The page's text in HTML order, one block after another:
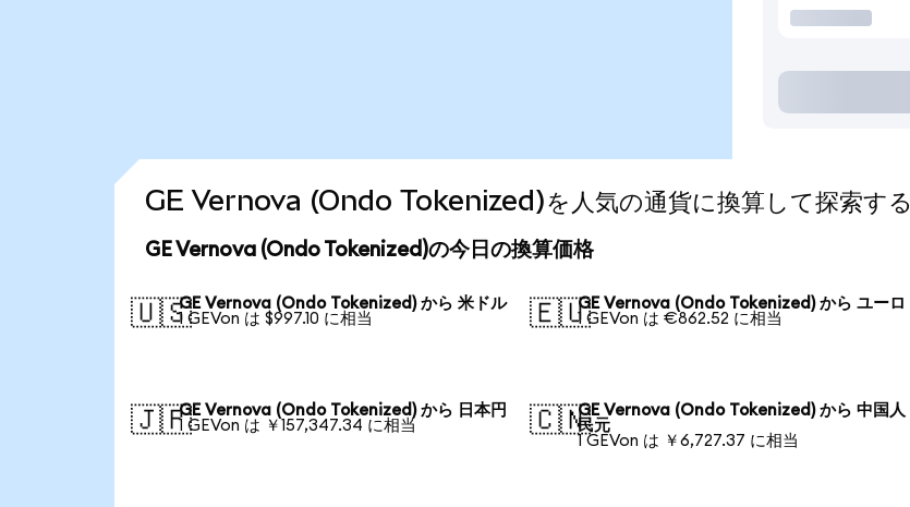
GE Vernova (Ondo Tokenized)を人気の通貨に換算して探索する
GE Vernova (Ondo Tokenized)の今日の換算価格
🇺🇸GE Vernova (Ondo Tokenized) から 米ドル
1 GEVon は $997.10 に相当
🇪🇺GE Vernova (Ondo Tokenized) から ユーロ
1 GEVon は €862.52 に相当
🇯🇵GE Vernova (Ondo Tokenized) から 日本円
1 GEVon は ￥157,347.34 に相当
🇨🇳GE Vernova (Ondo Tokenized) から 中国人
民元
1 GEVon は ￥6,727.37 に相当